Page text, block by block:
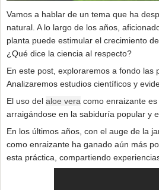
Vamos a hablar de un tema que ha
natural. A lo largo de los años,
planta puede estimular el crecimiento
¿Qué dice la ciencia al respecto?
En este post, exploraremos a fondo las
Analizaremos estudios científicos y
El uso delaloe vera como enraizante
arraigándose en la sabiduría popular y
En los últimos años, con el auge de la
como enraizante ha ganado aún más
esta práctica, compartiendo